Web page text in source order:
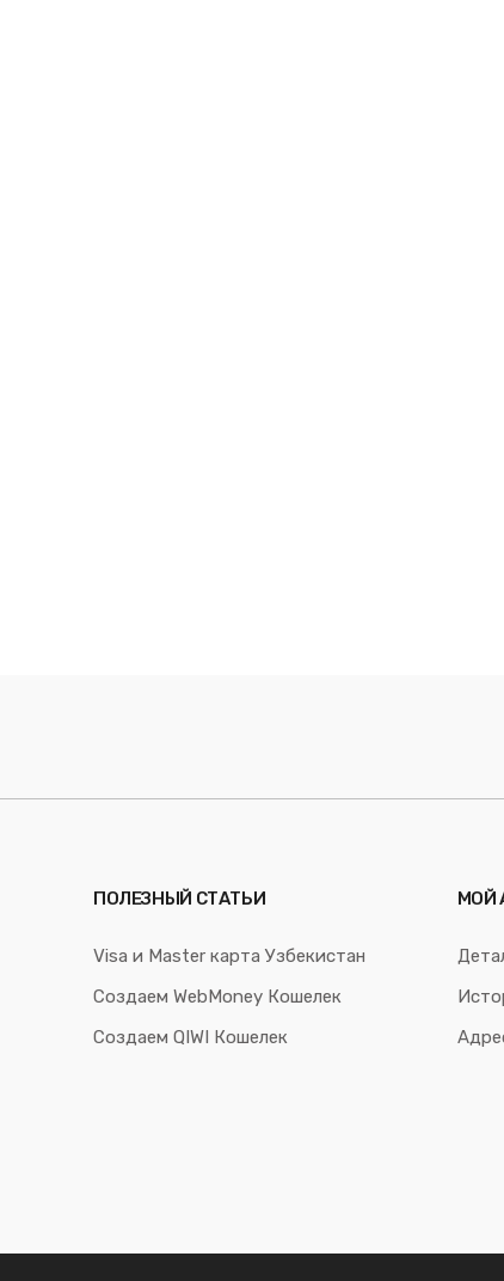
ПОЛЕЗНЫЙ СТАТЬИ
Visa и Master карта Узбекистан
Создаем WebMoney Кошелек
Создаем QIWI Кошелек
МОЙ